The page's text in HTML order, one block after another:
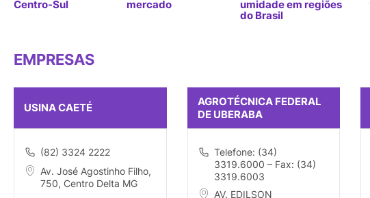
Centro-Sul
mercado
umidade em regiões
do Brasil
EMPRESAS
USINA CAETÉ
(82) 3324 2222
Av. José Agostinho Filho,
750, Centro Delta MG
AGROTÉCNICA FEDERAL
DE UBERABA
Telefone: (34)
3319.6000 – Fax: (34)
3319.6003
AV. EDILSON